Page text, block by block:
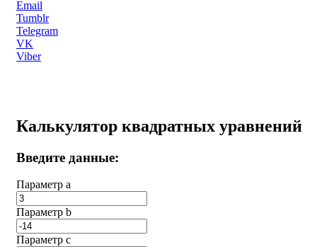
Email
Tumblr
Telegram
VK
Viber
Калькулятор квадратных уравнений
Введите данные:
Параметр a
Параметр b
Параметр с